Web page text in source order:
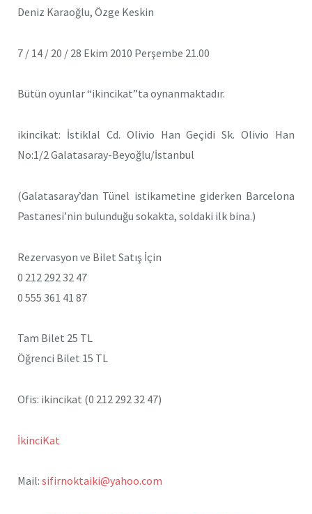
Deniz Karaoğlu, Özge Keskin
7 / 14 / 20 / 28 Ekim 2010 Perşembe 21.00
Bütün oyunlar “ikincikat”ta oynanmaktadır.
ikincikat: İstiklal Cd. Olivio Han Geçidi Sk. Olivio Han
No:1/2 Galatasaray-Beyoğlu/İstanbul
(Galatasaray’dan Tünel istikametine giderken Barcelona
Pastanesi’nin bulunduğu sokakta, soldaki ilk bina.)
Rezervasyon ve Bilet Satış İçin
0 212 292 32 47
0 555 361 41 87
Tam Bilet 25 TL
Öğrenci Bilet 15 TL
Ofis: ikincikat (0 212 292 32 47)
İkinciKat
Mail: sifirnoktaiki@yahoo.com